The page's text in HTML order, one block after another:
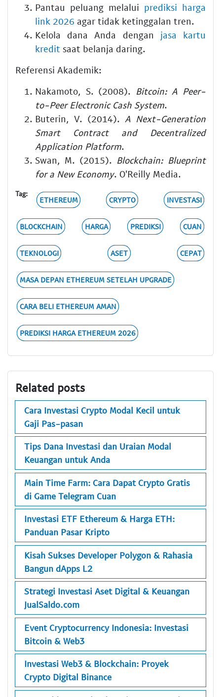
Pantau peluang melalui prediksi harga
link 2026 agar tidak ketinggalan tren.
Kelola dana Anda dengan jasa kartu
kredit saat belanja daring.
Referensi Akademik:
Nakamoto, S. (2008). Bitcoin: A Peer-
to-Peer Electronic Cash System.
Buterin, V. (2014). A Next-Generation
Smart Contract and Decentralized
Application Platform.
Swan, M. (2015). Blockchain: Blueprint
for a New Economy. O'Reilly Media.
Tag:
ETHEREUM CRYPTO INVESTASI
BLOCKCHAIN HARGA PREDIKSI CUAN
TEKNOLOGI ASET CEPAT
MASA DEPAN ETHEREUM SETELAH UPGRADE
CARA BELI ETHEREUM AMAN
PREDIKSI HARGA ETHEREUM 2026
Related posts
Cara Investasi Crypto Modal Kecil untuk
Gaji Pas-pasan
Tips Dana Investasi dan Uraian Modal
Keuangan untuk Anda
Main Time Farm: Cara Dapat Crypto Gratis
di Game Telegram Cuan
Investasi ETF Ethereum & Harga ETH:
Panduan Pasar Kripto
Kisah Sukses Developer Polygon & Rahasia
Bangun dApps L2
Strategi Investasi Aset Digital & Keuangan
JualSaldo.com
Event Cryptocurrency Indonesia: Investasi
Bitcoin & Web3
Investasi Web3 & Blockchain: Proyek
Crypto Digital Binance